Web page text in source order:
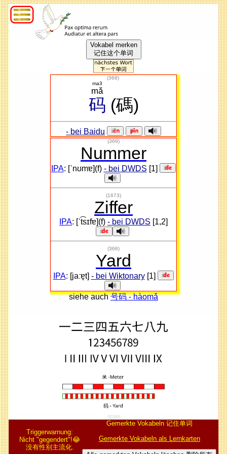
Vokabel merken
记住这个单词
(368)
码
mǎ
ma3
(碼)
- bei Baidu
(369)
Nummer
IPA: [ˈnʊmɐ](f) - bei DWDS [1]
(1673)
Ziffer
IPA: [ˈt͡sɪfɐ](f) - bei DWDS [1,2]
(368)
Yard
IPA: [jaːɐ̯t] - bei Wiktonary[1]
siehe auch号码 - hàomǎ
00368
Triggerwarnung:
Nicht "gegendert"!😂
没有性别主流化.
Gemerkte Vokabeln 记住单词
Gemerkte Vokabeln als Lernkarten